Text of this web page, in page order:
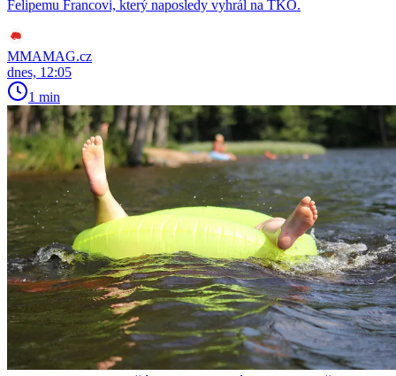
Felipemu Francovi, který naposledy vyhrál na TKO.
MMAMAG.cz
dnes, 12:05
1 min